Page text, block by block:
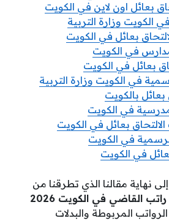
بعائل اون لاين في الكويت
الكويت وزارة التربية
بعائل في الكويت
في الكويت
بعائل في الكويت
في الكويت وزارة التربية
بعائل بالكويت
في الكويت
بعائل في الكويت
في الكويت
في الكويت
نهاية مقالنا الذي تطرقنا من
كم راتب القاضي في الكويت 2026
المربوطة والبدلات